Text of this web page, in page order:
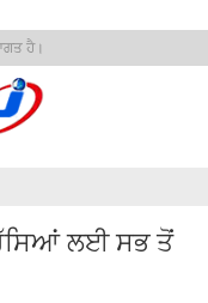
ਹੈ।
ਲਈ ਸਭ ਤੋਂ